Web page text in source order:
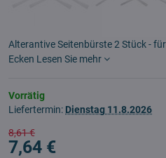
Alterantive Seitenbürste 2 Stück -
Ecken Lesen Sie mehr
Vorrätig
Liefertermin: Dienstag 11.8.2026
8,61 €
7,64 €